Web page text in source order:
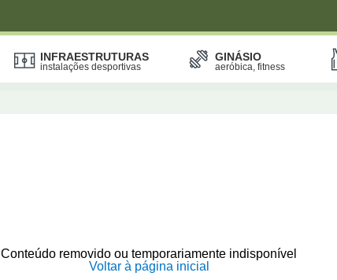
INFRAESTRUTURAS
instalações desportivas
GINÁSIO
aeróbica, fitness
Conteúdo removido ou temporariamente indisponível
Voltar à página inicial